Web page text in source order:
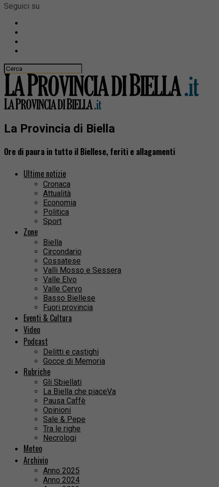
Seguici su
La Provincia di Biella
Ore di paura in tutto il Biellese, feriti e allagamenti
Ultime notizie
Cronaca
Attualità
Economia
Politica
Sport
Zone
Biella
Circondario
Cossatese
Valli Mosso e Sessera
Valle Elvo
Valle Cervo
Basso Biellese
Fuori provincia
Eventi & Cultura
Video
Podcast
Delitti e castighi
Gocce di Memoria
Rubriche
Gli Sbiellati
La Biella che piaceVa
Pausa Caffè
Opinioni
Sale & Pepe
Tra le righe
Necrologi
Meteo
Archivio
Anno 2025
Anno 2024